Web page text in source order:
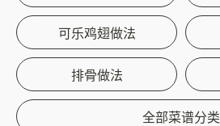
可乐鸡翅做法
排骨做法
全部菜谱分类